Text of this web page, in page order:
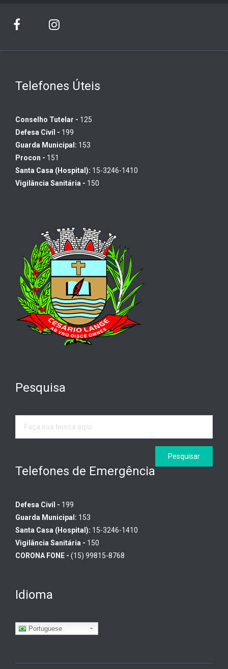
Telefones Úteis
Conselho Tutelar - 125
Defesa Civíl - 199
Guarda Municipal: 153
Procon - 151
Santa Casa (Hospital): 15-3246-1410
Vigilância Sanitária - 150
Pesquisa
Telefones de Emergência
Defesa Civíl - 199
Guarda Municipal: 153
Santa Casa (Hospital): 15-3246-1410
Vigilância Sanitária - 150
CORONA FONE - (15) 99815-8768
Idioma
Portuguese